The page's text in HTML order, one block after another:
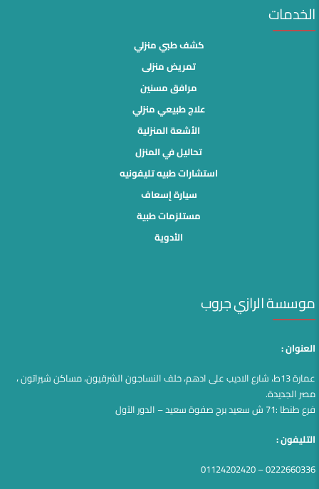
الخدمات
كشف طبي منزلي
تمريض منزلى
مرافق مسنين
علاج طبيعي منزلي
الأشعة المنزلية
تحاليل في المنزل
استشارات طبيه تليفونيه
سيارة إسعاف
مستلزمات طبية
الأدوية
موسسة الرازي جروب
العنوان :
عمارة 13ط، شارع الاديب على ادهم، خلف النساجون الشرقيون، مساكن شيراتون ،
مصر الجديدة.
فرع طنطا :71 ش سعيد برج صفوة سعيد – الدور الآول
التليفون :
0222660336 – 01124202420